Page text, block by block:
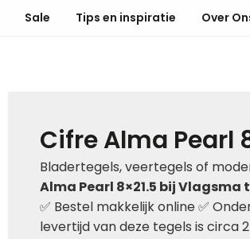
Sale Tips en inspiratie Over
Cifre Alma Pearl
Bladertegels, veertegels of
Alma Pearl 8×21.5 bij
✅ Bestel makkelijk online ✅
levertijd van deze tegels is circa